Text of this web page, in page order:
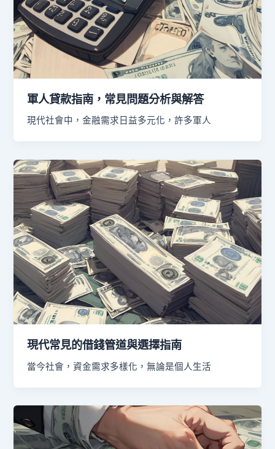
軍人貸款指南，常見問題分析與解答
現代社會中，金融需求日益多元化，許多軍人
現代常見的借錢管道與選擇指南
當今社會，資金需求多樣化，無論是個人生活